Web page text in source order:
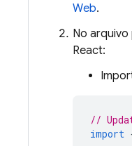
Web.
No
React:
//
import